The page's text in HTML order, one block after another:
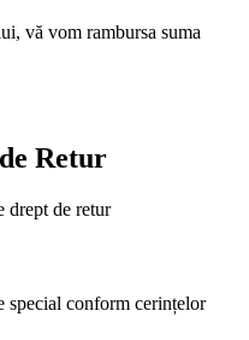
vă vom rambursa suma
Retur
drept de retur
special conform cerințelor